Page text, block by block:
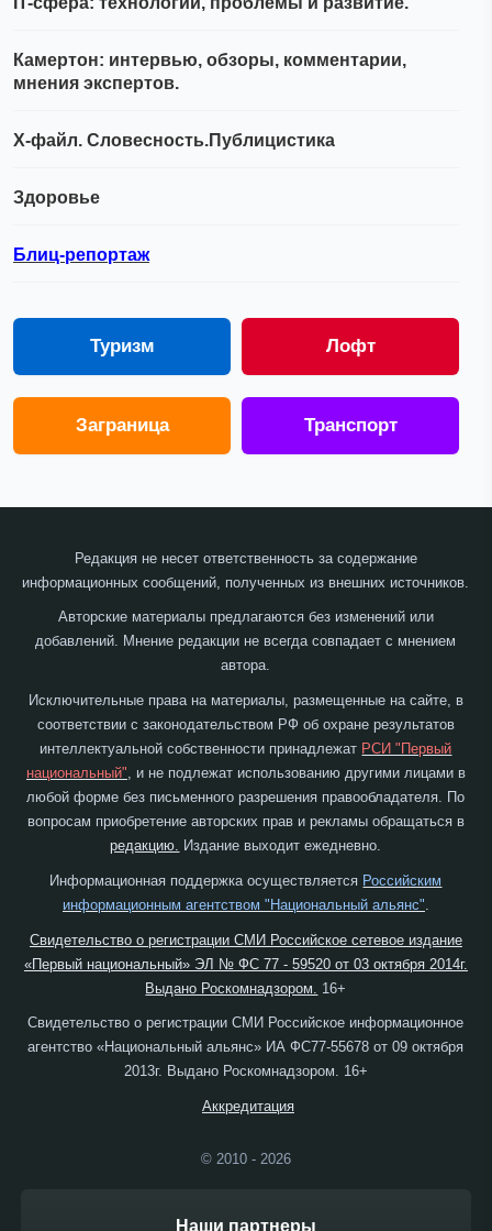
Камертон: интервью, обзоры, комментарии,
мнения экспертов.
Х-файл. Словесность.Публицистика
Здоровье
Блиц-репортаж
Туризм Лофт
Заграница Транспорт
Редакция не несет ответственность за содержание
информационных сообщений, полученных из внешних источников.
Авторские материалы предлагаются без изменений или
добавлений. Мнение редакции не всегда совпадает с мнением
автора.
Исключительные права на материалы, размещенные на сайте, в
соответствии с законодательством РФ об охране результатов
интеллектуальной собственности принадлежат РСИ "Первый
национальный", и не подлежат использованию другими лицами в
любой форме без письменного разрешения правообладателя. По
вопросам приобретение авторских прав и рекламы обращаться в
редакцию. Издание выходит ежедневно.
Информационная поддержка осуществляется Российским
информационным агентством "Национальный альянс"
Свидетельство о регистрации СМИ Российское сетевое издание
«Первый национальный» ЭЛ № ФС 77 - 59520 от 03 октября 2014г.
Выдано Роскомнадзором.
16+
Свидетельство о регистрации СМИ Российское информационное
агентство «Национальный альянс» ИА ФС77-55678 от 09 октября
2013г. Выдано Роскомнадзором. 16+
Аккредитация
© 2010 - 2026
Наши партнеры